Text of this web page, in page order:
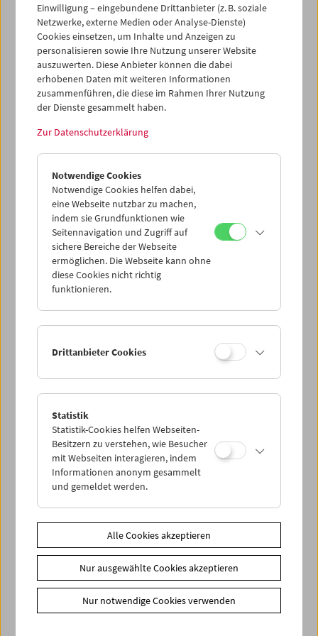
Ticketkorb Kauf
Leer
Ticketkorb Reservierung
> Weitere Karten hinzufügen / Spielplan
Ticketpreise: MitgliederEUR 5,50ohne Mitgliedschaft
EUR 10,50
Ihre Mitgliedschaft und Ihren Zehnerblock nutzen.
Ermäßigte Tickets, nonstop- und weitere Freikarten
können online nur reserviert werden. Die Ausgabe erfolgt
ausschließlich an der Kassa.
Weitere Informationen zu unseren Tickets und
Vorschau Sept / Okt 2026
Regelmäßige Programme
Programmarchiv
Einwilligung – eingebundene Drittanbieter (z. B. soziale
Netzwerke, externe Medien oder Analyse-Dienste)
Cookies einsetzen, um Inhalte und Anzeigen zu
personalisieren sowie Ihre Nutzung unserer Website
auszuwerten. Diese Anbieter können die dabei
erhobenen Daten mit weiteren Informationen
zusammenführen, die diese im Rahmen Ihrer Nutzung
der Dienste gesammelt haben.
Zur Datenschutzerklärung
Notwendige Cookies
Notwendige Cookies helfen dabei,
eine Webseite nutzbar zu machen,
indem sie Grundfunktionen wie
Seitennavigation und Zugriff auf
sichere Bereiche der Webseite
ermöglichen. Die Webseite kann ohne
diese Cookies nicht richtig
funktionieren.
Drittanbieter Cookies
Statistik
Statistik-Cookies helfen Webseiten-
Besitzern zu verstehen, wie Besucher
mit Webseiten interagieren, indem
Informationen anonym gesammelt
und gemeldet werden.
Alle Cookies akzeptieren
Nur ausgewählte Cookies akzeptieren
Nur notwendige Cookies verwenden